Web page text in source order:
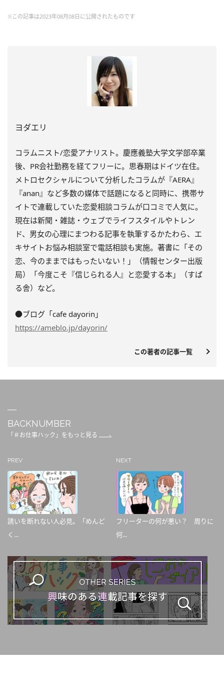
※この記事は2023年08月08日に公開されたものです
ヨダエリ
コラムニスト/恋愛アナリスト。慶應義塾大学文学部卒業
後、PR会社勤務を経てフリーに。思春期はドイツ在住。
メトロセクシャルについて分析したコラムが『AERA』
『anan』など多数の媒体で話題になると同時に、携帯サ
イトで連載していた恋愛相談コラムが口コミで人気に。
現在は新聞・雑誌・ウェブでライフスタイルやトレン
ド、男女の心理にまつわる記事を執筆するかたわら、エ
キサイトお悩み相談室で電話相談も実施。著書に「その
恋、今のままではもったいない！」（情報センター出版
局）「今度こそ『信じられる人』と恋愛する本」（すば
る舎）など。
●ブログ「cafe dayorin」
https://ameblo.jp/dayorin/
この著者の記事一覧
BACKNUMBER
「＃お仕事ハック」をもっと見る
PREV
誘いを断れない人必見。「めんど
く...
NEXT
フリーターの何が悪い？ 周りに
何...